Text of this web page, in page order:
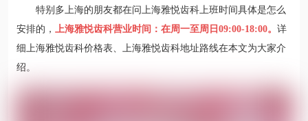
特别多上海的朋友都在问上海雅悦齿科上班时间具体是怎么
安排的， 上海雅悦齿科营业时间：在周一至周日09:00-18:00。 详
细上海雅悦齿科价格表、上海雅悦齿科地址路线在本文为大家介
绍。